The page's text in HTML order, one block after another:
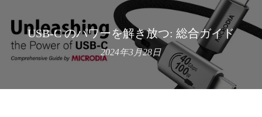
USB-C のパワーを解き放つ: 総合ガイド
2024年3月28日